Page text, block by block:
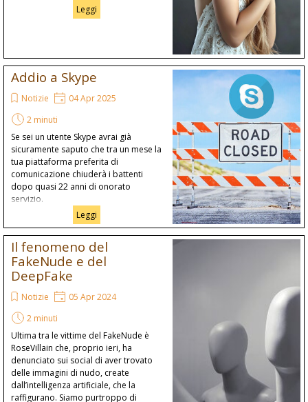
Leggi
Addio a Skype
Notizie
04 Apr 2025
2 minuti
Se sei un utente Skype avrai già
sicuramente saputo che tra un mese la
tua piattaforma preferita di
comunicazione chiuderà i battenti
dopo quasi 22 anni di onorato
servizio.
Leggi
Il fenomeno del
FakeNude e del
DeepFake
Notizie
05 Apr 2024
2 minuti
Ultima tra le vittime del FakeNude è
RoseVillain che, proprio ieri, ha
denunciato sui social di aver trovato
delle immagini di nudo, create
dall’intelligenza artificiale, che la
raffigurano. Siamo purtroppo di